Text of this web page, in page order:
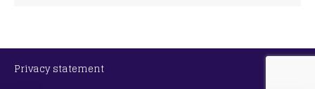
Privacy statement